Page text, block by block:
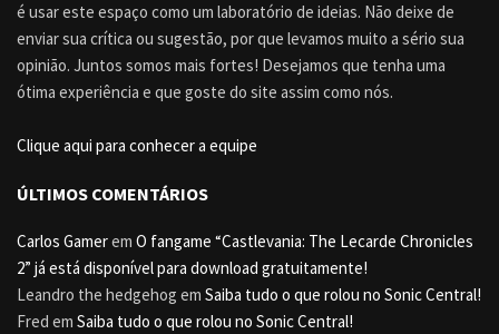
é usar este espaço como um laboratório de ideias. Não deixe de
enviar sua crítica ou sugestão, por que levamos muito a sério sua
opinião. Juntos somos mais fortes! Desejamos que tenha uma
ótima experiência e que goste do site assim como nós.
Clique aqui para conhecer a equipe
ÚLTIMOS COMENTÁRIOS
Carlos Gamerem O fangame “Castlevania: The Lecarde Chronicles
2” já está disponível para download gratuitamente!
Leandro the hedgehog em Saiba tudo o que rolou no Sonic Central!
Fred em Saiba tudo o que rolou no Sonic Central!